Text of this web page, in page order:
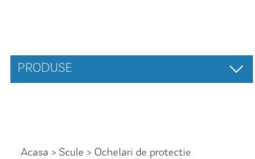
PRODUSE
Acasa > Scule > Ochelari de protectie